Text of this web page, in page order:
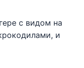
с видом на
и